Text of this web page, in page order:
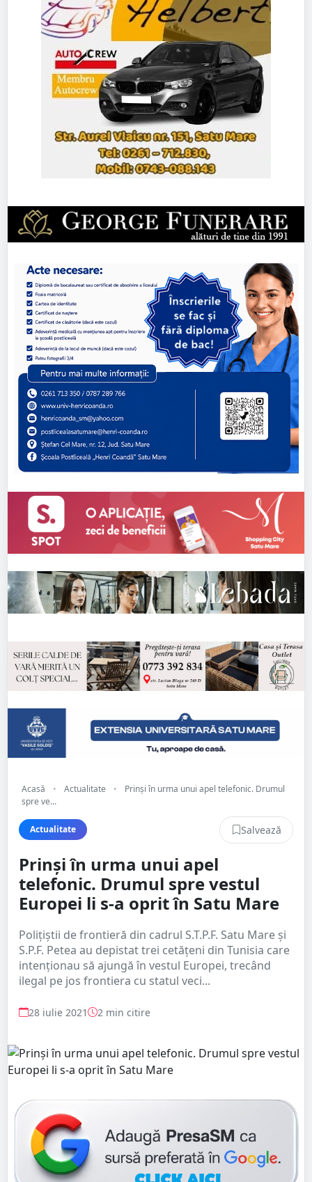
Acasă • Actualitate •
Prinși în urma unui apel telefonic. Drumul
spre ve...
Actualitate Salvează
Prinși în urma unui apel
telefonic. Drumul spre vestul
Europei li s-a oprit în Satu Mare
Polițiștii de frontieră din cadrul S.T.P.F. Satu Mare și
S.P.F. Petea au depistat trei cetățeni din Tunisia care
intenţionau să ajungă în vestul Europei, trecând
ilegal pe jos frontiera cu statul veci...
28 iulie 2021 2 min citire